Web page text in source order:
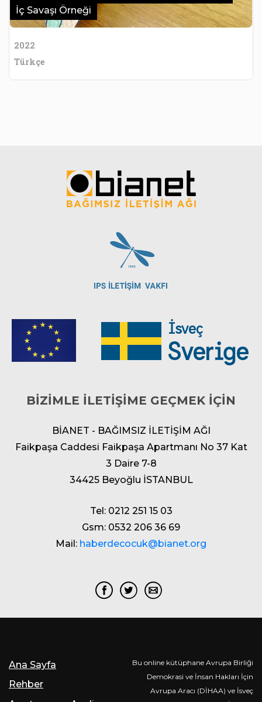
İç Savaşı Örneği
2022
Türkçe
BİZİMLE İLETİŞİME GEÇMEK İÇİN
BİANET - BAĞIMSIZ İLETİŞİM AĞI
Faikpaşa Caddesi Faikpaşa Apartmanı No 37 Kat
3 Daire 7-8
34425 Beyoğlu İSTANBUL
Tel: 0212 251 15 03
Gsm: 0532 206 36 69
Mail: haberdecocuk@bianet.org
Ana Sayfa
Rehber
Bu online kütüphane Avrupa Birliği
Demokrasi ve İnsan Hakları İçin
Avrupa Aracı (DİHAA) ve İsveç